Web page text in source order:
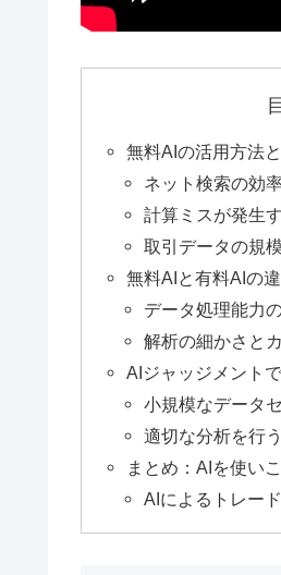
無料AIの活用方法
ネット検索の効
計算ミスが発生
取引データの規
無料AIと有料AIの
データ処理能力
解析の細かさと
AIジャッジメント
小規模なデータ
適切な分析を行
まとめ：AIを使い
AIによるトレー